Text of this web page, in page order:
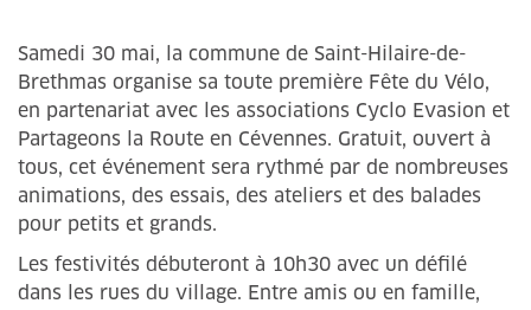
Samedi 30 mai, la commune de Saint-Hilaire-de-
Brethmas organise sa toute première Fête du Vélo,
en partenariat avec les associations Cyclo Evasion et
Partageons la Route en Cévennes. Gratuit, ouvert à
tous, cet événement sera rythmé par de nombreuses
animations, des essais, des ateliers et des balades
pour petits et grands.
Les festivités débuteront à 10h30 avec un défilé
dans les rues du village. Entre amis ou en famille,